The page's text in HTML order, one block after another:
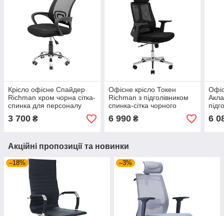
Крісло офісне Спайдер
Richman хром чорна сітка-
спинка для персоналу
3 700 ₴
Офісне крісло Токен
Richman з підголівником
спинка-сітка чорного
6 990₴ 6
Акційні пропозиції та новинки
–18% –3%